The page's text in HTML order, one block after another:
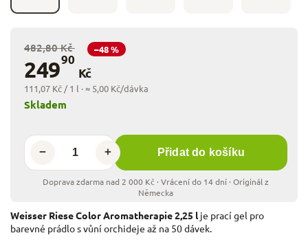
482,80 Kč –48 %
24990
Kč
111,07 Kč / 1 l · ≈ 5,00 Kč/dávka
+
− Přidat do košíku
Skladem
Weisser Riese Color Aromatherapie 2,25 lje prací gel pro
barevné prádlo s vůní orchideje až na 50 dávek.